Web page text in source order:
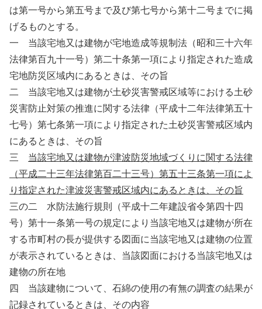
は第一号から第五号まで及び第七号から第十二号までに掲
げるものとする。
一 当該宅地又は建物が宅地造成等規制法（昭和三十六年
法律第百九十一号）第二十条第一項により指定された造成
宅地防災区域内にあるときは、その旨
二 当該宅地又は建物が土砂災害警戒区域等における土砂
災害防止対策の推進に関する法律（平成十二年法律第五十
七号）第七条第一項により指定された土砂災害警戒区域内
にあるときは、その旨
三 当該宅地又は建物が津波防災地域づくりに関する法律
（平成二十三年法律第百二十三号）第五十三条第一項によ
り指定された津波災害警戒区域内にあるときは、その旨
三の二 水防法施行規則（平成十二年建設省令第四十四
号）第十一条第一号の規定により当該宅地又は建物が所在
する市町村の長が提供する図面に当該宅地又は建物の位置
が表示されているときは、当該図面における当該宅地又は
建物の所在地
四 当該建物について、石綿の使用の有無の調査の結果が
記録されているときは、その内容